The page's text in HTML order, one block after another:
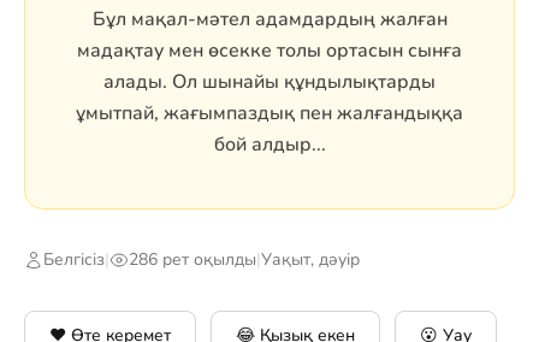
Бұл мақал-мәтел адамдардың жалған
мадақтау мен өсекке толы ортасын сынға
алады. Ол шынайы құндылықтарды
ұмытпай, жағымпаздық пен жалғандыққа
бой алдыр...
Белгісіз| 286 рет оқылды|Уақыт, дәуір
❤️ Өте керемет 😂 Қызық екен 😮 Уау